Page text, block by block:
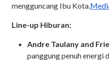
mengguncang Ibu Kota.
Line-up Hiburan:
Andre Taulany and
panggung penuh energi